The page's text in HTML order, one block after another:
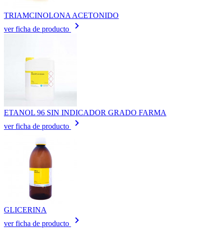
TRIAMCINOLONA ACETONIDO
ver ficha de producto
keyboard_arrow_right
ETANOL 96 SIN INDICADOR GRADO FARMA
ver ficha de producto
keyboard_arrow_right
GLICERINA
ver ficha de producto
keyboard_arrow_right